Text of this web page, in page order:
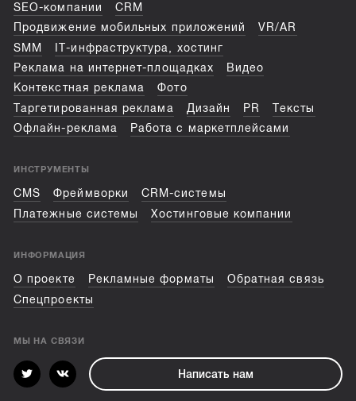
SEO-компании
CRM
Продвижение мобильных приложений
VR/AR
SMM
IT-инфраструктура, хостинг
Реклама на интернет-площадках
Видео
Контекстная реклама
Фото
Таргетированная реклама
Дизайн PR
Тексты
Офлайн-реклама
Работа с маркетплейсами
ИНСТРУМЕНТЫ
CMS Фреймворки
CRM-системы
Платежные системы
Хостинговые компании
ИНФОРМАЦИЯ
О проекте Рекламные форматы
Обратная связь
Спецпроекты
МЫ НА СВЯЗИ
Написать нам